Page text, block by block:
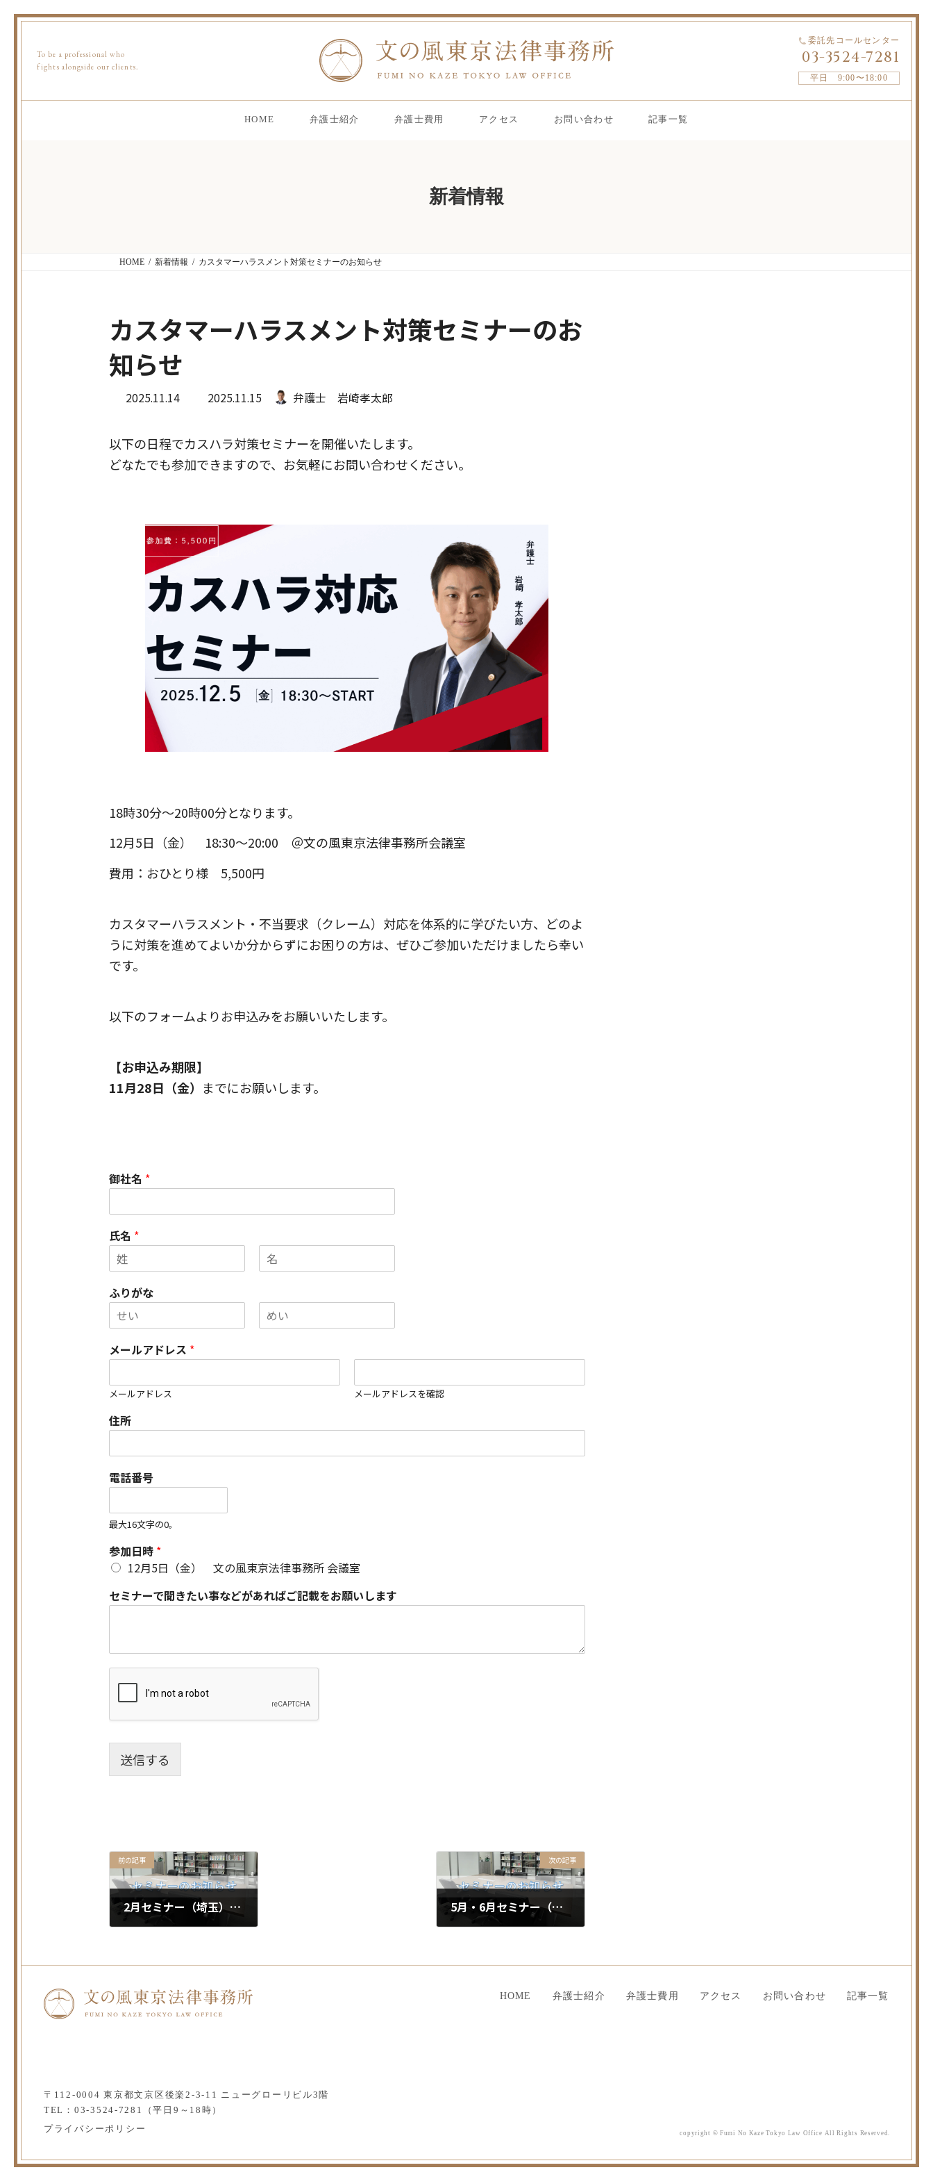
To be a professional who
fights alongside our clients.
委託先コールセンター
03-3524-7281
平日 9:00〜18:00
HOME 弁護士紹介 弁護士費用 アクセス お問い合わせ 記事一覧
新着情報
HOME 新着情報 カスタマーハラスメント対策セミナーのお知らせ
カスタマーハラスメント対策セミナーのお
知らせ
2025.11.14 最
終
時
:
2025.11.15 弁護士 岩崎孝太郎
以下の日程でカスハラ対策セミナーを開催いたします。
どなたでも参加できますので、お気軽にお問い合わせください。
18時30分～20時00分となります。
12月5日（金） 18:30～20:00 ＠文の風東京法律事務所会議室
費用：おひとり様 5,500円
カスタマーハラスメント・不当要求（クレーム）対応を体系的に学びたい方、どのよ
うに対策を進めてよいか分からずにお困りの方は、ぜひご参加いただけましたら幸い
です。
以下のフォームよりお申込みをお願いいたします。
【お申込み期限】
11月28日（金） までにお願いします。
御社名 *
氏名 *
ふりがな
メールアドレス *
メールアドレス メールアドレスを確認
住所
電話番号
最大16文字の0。
参加日時 *
12月5日（金） 文の風東京法律事務所 会議室
セミナーで聞きたい事などがあればご記載をお願いします
送信する
前の記事
2月セミナー（埼玉）のお知らせ
次の記事
5月・6月セミナー（神奈川）のお知らせ
HOME 弁護士紹介 弁護士費用 アクセス お問い合わせ 記事一覧
〒112-0004 東京都文京区後楽2-3-11
ニューグローリビル3階
TEL：03-3524-7281（平日9～18時）
プライバシーポリシー
copyright © Fumi No Kaze Tokyo Law Office All Rights Reserved.